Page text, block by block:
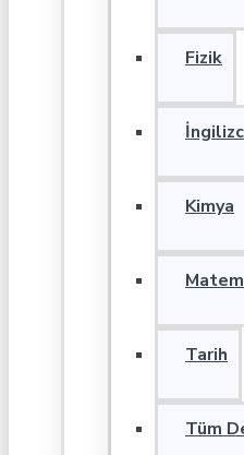
Fizik
Kimya
Tarih
Tüm